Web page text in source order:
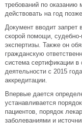
требований по оказанию
действовать на год
Документ вводит запрет
скорой помощи, судебно-
экспертизы. Также он
гражданскую
система сертификации
деятельности с 2015
аккредитации.
Впервые дается
устанавливается
пациентов, порядок
заболеваниями и